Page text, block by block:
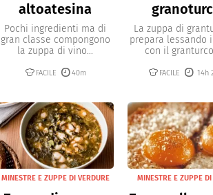
altoatesina
Pochi ingredienti ma di
gran classe compongono
la zuppa di vino...
FACILE 40m
La zuppa di
prepara lessando
con il
FACILE 14h
MINESTRE E ZUPPE DI VERDURE MINESTRE E ZUPPE DI